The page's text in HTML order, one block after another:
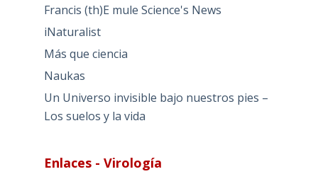
Francis (th)E mule Science's News
iNaturalist
Más que ciencia
Naukas
Un Universo invisible bajo nuestros pies –
Los suelos y la vida
Enlaces - Virología